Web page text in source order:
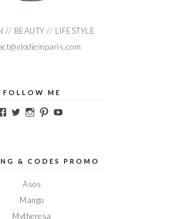
// BEAUTY // LIFESTYLE
FOLLOW ME
Voir
sur
Voir
sur
Voir
sur
Voir
sur sur
& CODES PROMO
Asos
Mango
Mytheresa